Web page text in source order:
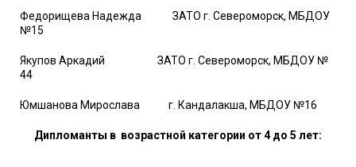
Федорищева Надежда ЗАТО г. Североморск, МБДОУ
№15
Якупов Аркадий ЗАТО г. Североморск, МБДОУ №
44
Юмшанова Мирослава г. Кандалакша, МБДОУ №16
Дипломанты в возрастной категории от 4 до 5 лет: